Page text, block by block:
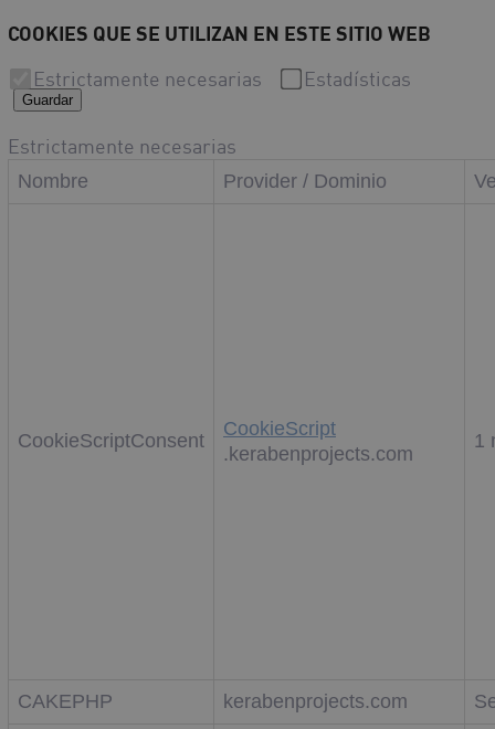
COOKIES QUE SE UTILIZAN EN ESTE SITIO WEB
Estrictamente necesarias Estadísticas
Guardar
Estrictamente necesarias
Nombre Provider / Dominio
CookieScriptConsent
CookieScript
.kerabenprojects.com
1
CAKEPHP kerabenprojects.com